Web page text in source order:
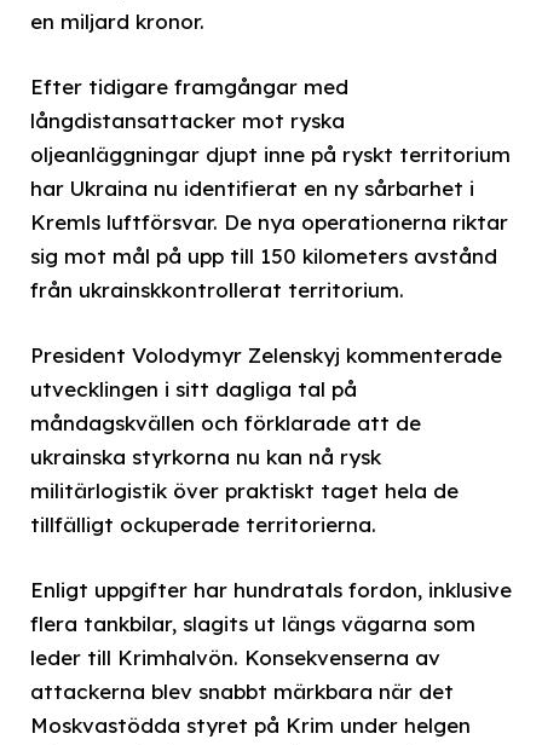
en miljard kronor.
Efter tidigare framgångar med
långdistansattacker mot ryska
oljeanläggningar djupt inne på ryskt territorium
har Ukraina nu identifierat en ny sårbarhet i
Kremls luftförsvar. De nya operationerna riktar
sig mot mål på upp till 150 kilometers avstånd
från ukrainskkontrollerat territorium.
President Volodymyr Zelenskyj kommenterade
utvecklingen i sitt dagliga tal på
måndagskvällen och förklarade att de
ukrainska styrkorna nu kan nå rysk
militärlogistik över praktiskt taget hela de
tillfälligt ockuperade territorierna.
Enligt uppgifter har hundratals fordon, inklusive
flera tankbilar, slagits ut längs vägarna som
leder till Krimhalvön. Konsekvenserna av
attackerna blev snabbt märkbara när det
Moskvastödda styret på Krim under helgen